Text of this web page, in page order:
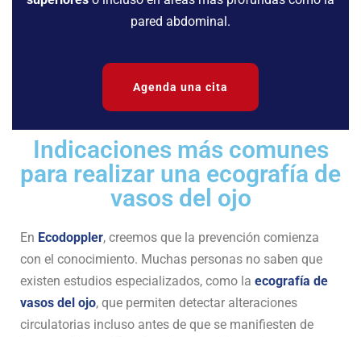
pared abdominal.
Agenda una cita
Indicaciones más comunes
para realizar una ecografía de
vasos del ojo
En Ecodoppler, creemos que la prevención comienza
con el conocimiento. Muchas personas no saben que
existen estudios especializados, como la ecografía de
vasos del ojo, que permiten detectar alteraciones
circulatorias incluso antes de que se manifiesten de